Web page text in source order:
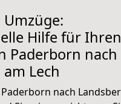
Hilfe für Ihren
Paderborn nach
Lech
nach